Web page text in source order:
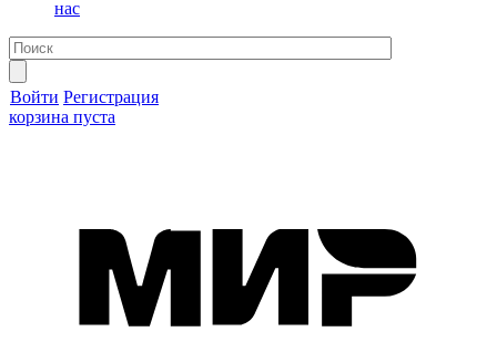
нас
Войти Регистрация
корзина пуста